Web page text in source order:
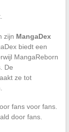
zijn MangaDex
biedt een
MangaReborn
De
ze tot
fans voor fans.
door fans.